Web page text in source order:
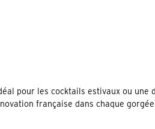
pour les cocktails estivaux ou une
française dans chaque